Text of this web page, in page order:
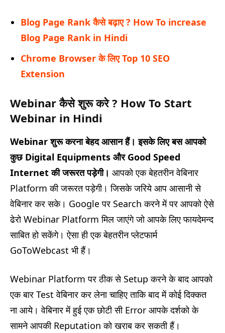
Blog Page Rank कैसे बढ़ाए ? How To increase
Blog Page Rank in Hindi
Chrome Browser के लिए Top 10 SEO
Extension
Webinar कैसे शुरू करे ? How To Start
Webinar in Hindi
Webinarशुरू करना बेहद आसान हैं। इसके लिए बस आपको
कुछ Digital Equipments और Good Speed
Internetकी जरूरत पड़ेगी। आपको एक बेहतरीन वेबिनार
Platform की जरूरत पड़ेगी। जिसके जरिये आप आसानी से
वेबिनार कर सके। Google पर Search करने में पर आपको ऐसे
ढेरो Webinar Platform मिल जाएंगे जो आपके लिए फायदेमन्द
साबित हो सकेंगे। ऐसा ही एक बेहतरीन प्लेटफार्म
GoToWebcast भी हैं।
Webinar Platform पर ठीक से Setup करने के बाद आपको
एक बार Test वेबिनार कर लेना चाहिए ताकि बाद में कोई दिक्कत
ना आये। वेबिनार में हुई एक छोटी सी Error आपके दर्शको के
सामने आपकी Reputation को खराब कर सकती हैं।